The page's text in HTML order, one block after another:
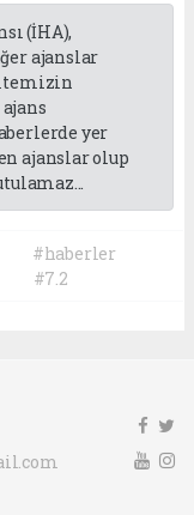
(İHA),
ajanslar
yer
ajanslar olup
#haberler
#7.2